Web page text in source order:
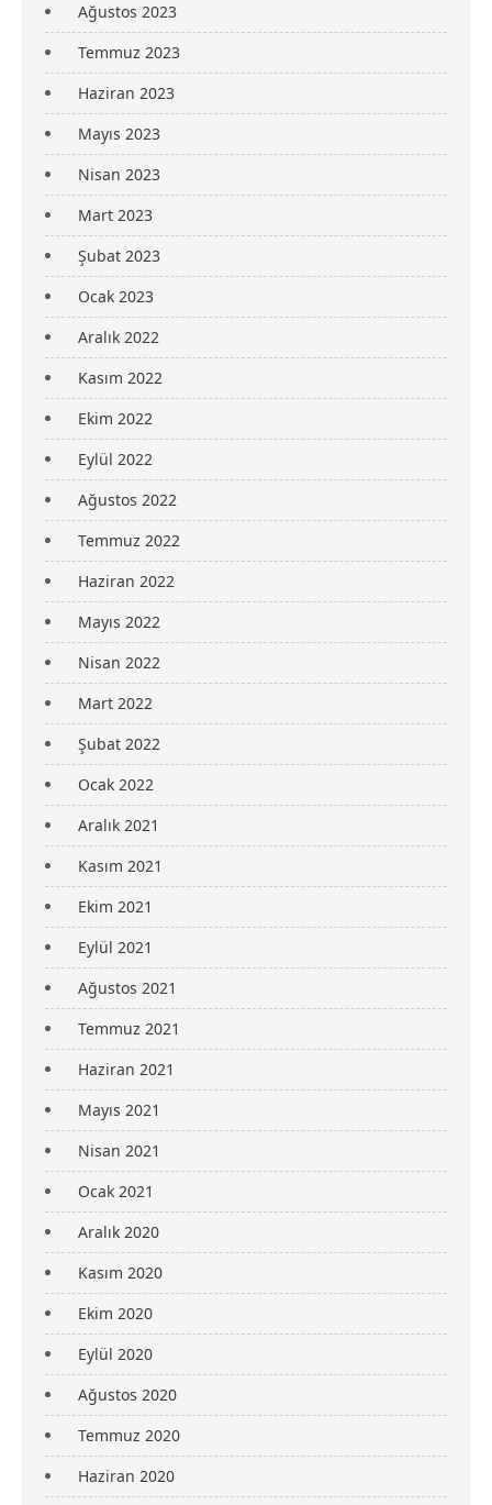
Ağustos 2023
Temmuz 2023
Haziran 2023
Mayıs 2023
Nisan 2023
Mart 2023
Şubat 2023
Ocak 2023
Aralık 2022
Kasım 2022
Ekim 2022
Eylül 2022
Ağustos 2022
Temmuz 2022
Haziran 2022
Mayıs 2022
Nisan 2022
Mart 2022
Şubat 2022
Ocak 2022
Aralık 2021
Kasım 2021
Ekim 2021
Eylül 2021
Ağustos 2021
Temmuz 2021
Haziran 2021
Mayıs 2021
Nisan 2021
Ocak 2021
Aralık 2020
Kasım 2020
Ekim 2020
Eylül 2020
Ağustos 2020
Temmuz 2020
Haziran 2020